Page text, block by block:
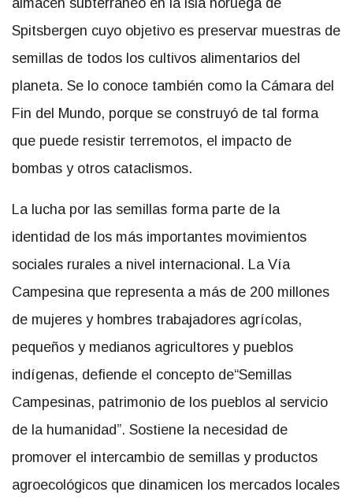
Spitsbergen cuyo objetivo es preservar muestras de
semillas de todos los cultivos alimentarios del
planeta. Se lo conoce también como la Cámara del
Fin del Mundo, porque se construyó de tal forma
que puede resistir terremotos, el impacto de
bombas y otros cataclismos.
La lucha por las semillas forma parte de la
identidad de los más importantes movimientos
sociales rurales a nivel internacional. La Vía
Campesina que representa a más de 200 millones
de mujeres y hombres trabajadores agrícolas,
pequeños y medianos agricultores y pueblos
indígenas, defiende el concepto de“Semillas
Campesinas, patrimonio de los pueblos al servicio
de la humanidad”. Sostiene la necesidad de
promover el intercambio de semillas y productos
agroecológicos que dinamicen los mercados locales